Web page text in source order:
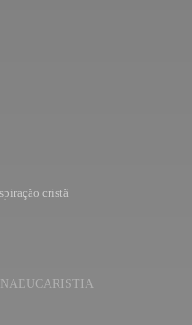
cristã
EUCARISTIA